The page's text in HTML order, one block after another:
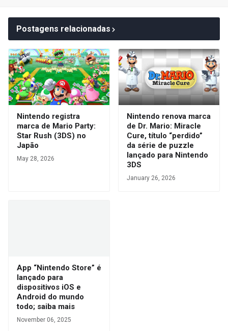
Postagens relacionadas
Nintendo registra
marca de Mario Party:
Star Rush (3DS) no
Japão
May 28, 2026
Nintendo renova marca
de Dr. Mario: Miracle
Cure, título “perdido”
da série de puzzle
lançado para Nintendo
3DS
January 26, 2026
App “Nintendo Store” é
lançado para
dispositivos iOS e
Android do mundo
todo; saiba mais
November 06, 2025